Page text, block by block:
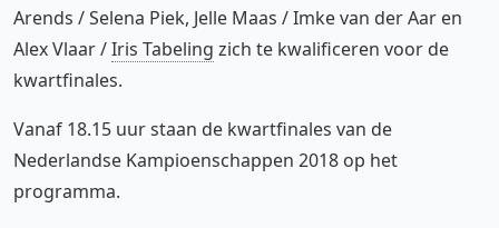
Arends / Selena Piek, Jelle Maas / Imke van der Aar en
Alex Vlaar /Iris Tabeling zich te kwalificeren voor de
kwartfinales.
Vanaf 18.15 uur staan de kwartfinales van de
Nederlandse Kampioenschappen 2018 op het
programma.